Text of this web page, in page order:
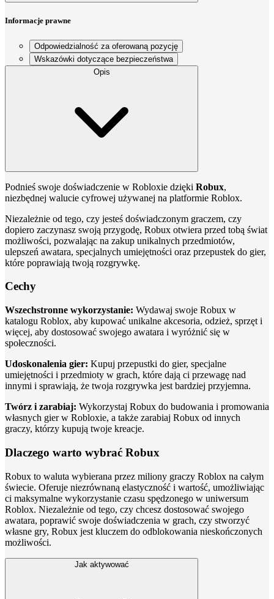
Informacje prawne
Odpowiedzialność za oferowaną pozycję
Wskazówki dotyczące bezpieczeństwa
Opis
Podnieś swoje doświadczenie w Robloxie dzięki Robux,
niezbędnej walucie cyfrowej używanej na platformie Roblox.
Niezależnie od tego, czy jesteś doświadczonym graczem, czy
dopiero zaczynasz swoją przygodę, Robux otwiera przed tobą świat
możliwości, pozwalając na zakup unikalnych przedmiotów,
ulepszeń awatara, specjalnych umiejętności oraz przepustek do gier,
które poprawiają twoją rozgrywkę.
Cechy
Wszechstronne wykorzystanie: Wydawaj swoje Robux w
katalogu Roblox, aby kupować unikalne akcesoria, odzież, sprzęt i
więcej, aby dostosować swojego awatara i wyróżnić się w
społeczności.
Udoskonalenia gier: Kupuj przepustki do gier, specjalne
umiejętności i przedmioty w grach, które dają ci przewagę nad
innymi i sprawiają, że twoja rozgrywka jest bardziej przyjemna.
Twórz i zarabiaj: Wykorzystaj Robux do budowania i promowania
własnych gier w Robloxie, a także zarabiaj Robux od innych
graczy, którzy kupują twoje kreacje.
Dlaczego warto wybrać Robux
Robux to waluta wybierana przez miliony graczy Roblox na całym
świecie. Oferuje niezrównaną elastyczność i wartość, umożliwiając
ci maksymalne wykorzystanie czasu spędzonego w uniwersum
Roblox. Niezależnie od tego, czy chcesz dostosować swojego
awatara, poprawić swoje doświadczenia w grach, czy stworzyć
własne gry, Robux jest kluczem do odblokowania nieskończonych
możliwości.
Jak aktywować